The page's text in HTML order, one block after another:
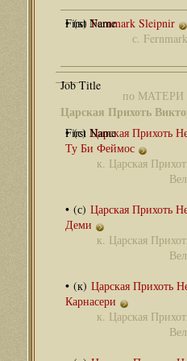
• (к)Fernmark Sleipnir
с.
по МАТЕРИ
Царская Прихоть
• (с)Царская Прихоть
Ту Би Феймос
к. Царская
• (с) Царская Прихоть
Деми
к. Царская
• (к) Царская Прихоть
Карнасери
к. Царская